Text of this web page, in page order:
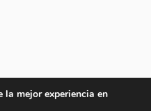
mejor experiencia en